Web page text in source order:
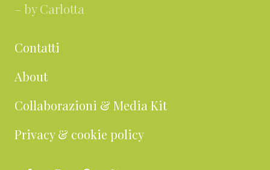
– by Carlotta
Contatti
About
Collaborazioni & Media Kit
Privacy & cookie policy